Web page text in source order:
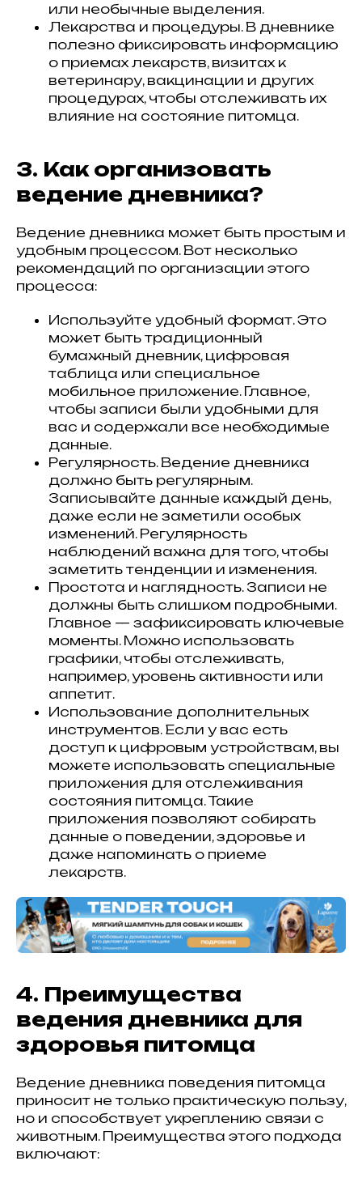
или необычные выделения.
Лекарства и процедуры. В дневнике
полезно фиксировать информацию
о приемах лекарств, визитах к
ветеринару, вакцинации и других
процедурах, чтобы отслеживать их
влияние на состояние питомца.
3. Как организовать
ведение дневника?
Ведение дневника может быть простым и
удобным процессом. Вот несколько
рекомендаций по организации этого
процесса:
Используйте удобный формат. Это
может быть традиционный
бумажный дневник, цифровая
таблица или специальное
мобильное приложение. Главное,
чтобы записи были удобными для
вас и содержали все необходимые
данные.
Регулярность. Ведение дневника
должно быть регулярным.
Записывайте данные каждый день,
даже если не заметили особых
изменений. Регулярность
наблюдений важна для того, чтобы
заметить тенденции и изменения.
Простота и наглядность. Записи не
должны быть слишком подробными.
Главное — зафиксировать ключевые
моменты. Можно использовать
графики, чтобы отслеживать,
например, уровень активности или
аппетит.
Использование дополнительных
инструментов. Если у вас есть
доступ к цифровым устройствам, вы
можете использовать специальные
приложения для отслеживания
состояния питомца. Такие
приложения позволяют собирать
данные о поведении, здоровье и
даже напоминать о приеме
лекарств.
4. Преимущества
ведения дневника для
здоровья питомца
Ведение дневника поведения питомца
приносит не только практическую пользу,
но и способствует укреплению связи с
животным. Преимущества этого подхода
включают: